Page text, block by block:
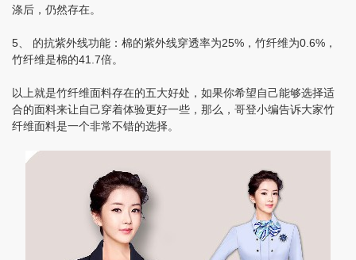
涤后，仍然存在。
5、 的抗紫外线功能：棉的紫外线穿透率为25%，竹纤维为0.6%，
竹纤维是棉的41.7倍。
以上就是竹纤维面料存在的五大好处，如果你希望自己能够选择适
合的面料来让自己穿着体验更好一些，那么，哥登小编告诉大家竹
纤维面料是一个非常不错的选择。